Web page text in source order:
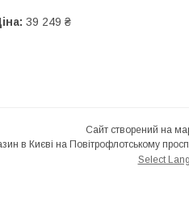
39 249 ₴
Сайт створений на
Select